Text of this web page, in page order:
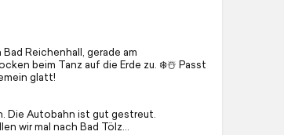
Reichenhall, gerade am
beim Tanz auf die Erde zu. ❄️☃️ Passt
glatt!
Die Autobahn ist gut gestreut.
wir mal nach Bad Tölz…